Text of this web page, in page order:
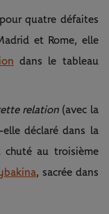
quatre défaites
et Rome, elle
dans le tableau
relation (avec la
déclaré dans la
chuté au troisième
, sacrée dans